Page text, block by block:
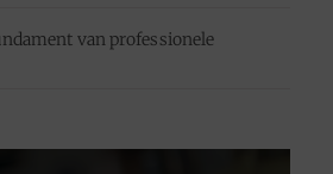
van professionele